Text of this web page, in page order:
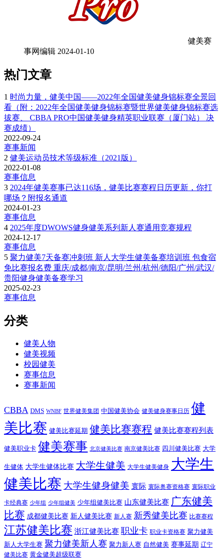
健美赛
事网编辑 2024-01-10
热门文章
1 时尚力量，健美中国——2022年全国健美健身锦标赛全景回
看（附：2022年全国健美健身锦标赛暨世界健美健身锦标赛选
拔赛、 CBBA PRO中国健美健身精英职业联赛（厦门站） 决
赛成绩）
2022-09-24
赛事新闻
2 健美运动员技术等级标准（2021版）
2022-01-08
赛事信息
3 2024年健美赛事已达116场，健美比赛赛程日历更新，你打
哪场？附报名通道
2024-01-23
赛事信息
4 2025年度DWOWS健身健美系列新人赛通用竞赛规程
2024-12-17
赛事信息
5 聚力健美7天备赛冲刺班 新人大学生健美备赛培训班 包食宿
免比赛报名费 重庆/成都/南京/昆明/兰州/杭州/德阳/广州/武汉/
贵阳健身健美备赛学习
2025-02-23
赛事信息
分类
健美人物
健美视频
校园健美
赛事信息
赛事新闻
CBBA DMS WNBF 世界健美集团 中国健美协会 健美健身赛事日历 健
美比赛 健美比赛延期 健美比赛赛程 健美比赛赛程列表
健美职业卡 健美赛事 北京健美比赛 南京健美比赛 四川健美比赛 大学
生健体 大学生健体比赛 大学生健美 大学生健美健身 大学生
健美比赛 大学生健身健美 寰际 寰际奥赛资格赛 寰际职业
卡经典赛 少年组 少年组健美 少年组健美比赛 山东健美比赛 广东健美
比赛 成都健美比赛 新人健美比赛 新人赛 新秀健美比赛 比赛赛程
江苏健美比赛 浙江健美比赛 职业卡 职业卡资格赛 聚力健美
新人大学生赛 聚力健美新人赛 聚力新人赛 自然健美 赛事延期 辽宁
健美比赛 黄金健美超级联赛